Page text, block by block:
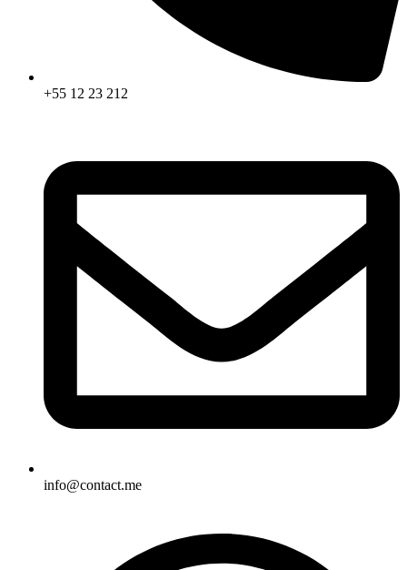
+55 12 23 212
info@contact.me